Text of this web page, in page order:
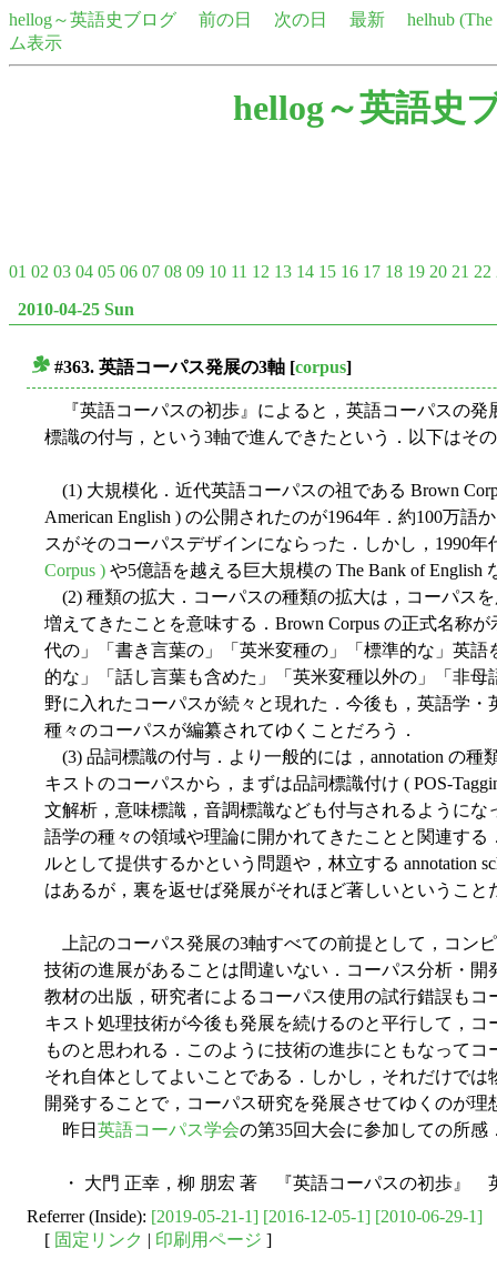
hellog～英語史ブログ 前の日 次の日 最新
helhub
ム表示
hellog～英語史
01 02 03 04 05 06 07 08 09 10 11 12 13 14 15 16 17 18 19 20 21 22
2010-04-25 Sun
#363. 英語コーパス発展の3軸 [corpus]
『英語コーパスの初歩』によると，英語コーパスの発
標識の付与，という3軸で進んできたという．以下はそ
(1) 大規模化．近代英語コーパスの祖である Brown
American English ) の公開されたのが1964年．約100万
スがそのコーパスデザインにならった．しかし，1990
Corpus ) や5億語を越える巨大規模の The Bank of English
(2) 種類の拡大．コーパスの種類の拡大は，コーパス
増えてきたことを意味する．Brown Corpus の正式名称
代の」「書き言葉の」「英米変種の」「標準的な」英
的な」「話し言葉も含めた」「英米変種以外の」「非
野に入れたコーパスが続々と現れた．今後も，英語学
種々のコーパスが編纂されてゆくことだろう．
(3) 品詞標識の付与．より一般的には，annotation の
キストのコーパスから，まずは品詞標識付け ( POS-
文解析，意味標識，音調標識なども付与されるように
語学の種々の領域や理論に開かれてきたことと関連す
ルとして提供するかという問題や，林立する annotation
はあるが，裏を返せば発展がそれほど著しいということ
上記のコーパス発展の3軸すべての前提として，コン
技術の進展があることは間違いない．コーパス分析・
教材の出版，研究者によるコーパス使用の試行錯誤も
キスト処理技術が今後も発展を続けるのと平行して，
ものと思われる．このように技術の進歩にともなって
それ自体としてよいことである．しかし，それだけで
開発することで，コーパス研究を発展させてゆくのが理
昨日 英語コーパス学会の第35回大会に参加しての所感
・ 大門 正幸，柳 朋宏 著 『英語コーパスの初歩』
Referrer (Inside): [2019-05-21-1] [2016-12-05-1] [2010-06-29-1]
[ 固定リンク | 印刷用ページ ]